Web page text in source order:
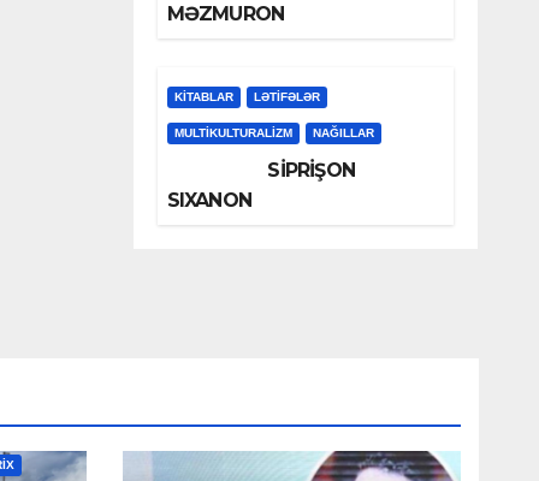
MƏZMURON
KİTABLAR LƏTIFƏLƏR
MULTIKULTURALIZM NAĞILLAR
SİPRİŞON
SIXANON